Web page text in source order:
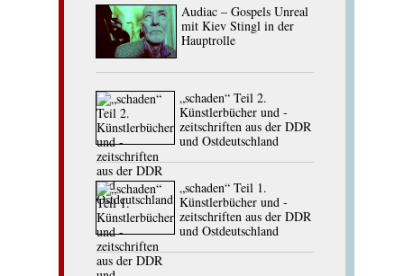
Audiac – Gospels Unreal
mit Kiev Stingl in der
Hauptrolle
„schaden“ Teil 2.
Künstlerbücher und -
zeitschriften aus der DDR
und Ostdeutschland
„schaden“ Teil 1.
Künstlerbücher und -
zeitschriften aus der DDR
und Ostdeutschland